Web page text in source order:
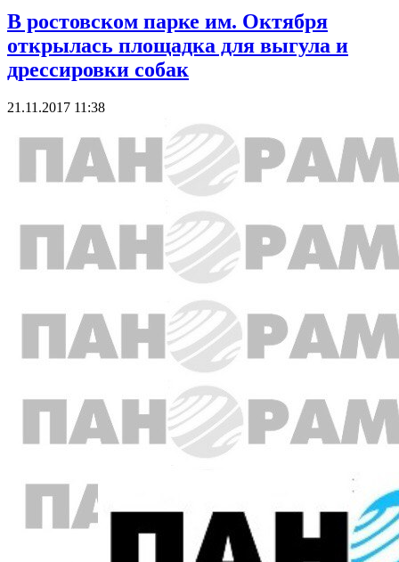
В ростовском парке им. Октября
открылась площадка для выгула и
дрессировки собак
21.11.2017 11:38